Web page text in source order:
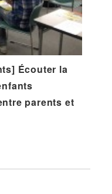
Écouter la
parents et